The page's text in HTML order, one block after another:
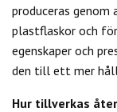
produceras
plastflaskor och
egenskaper och
den till ett mer
Hur tillverkas